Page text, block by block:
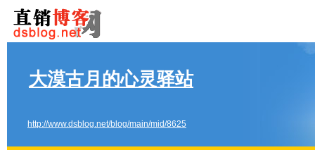
大漠古月的心灵驿站
http://www.dsblog.net/blog/main/mid/8625